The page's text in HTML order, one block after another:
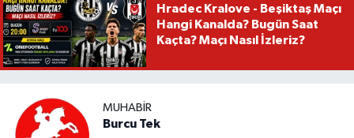
Hradec Kralove - Beşiktaş Maçı
Hangi Kanalda? Bugün Saat
Kaçta? Maçı Nasıl İzleriz?
MUHABIR
Burcu Tek